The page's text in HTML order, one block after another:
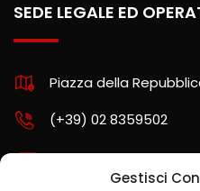
Gestisci
SEDE LEGALE ED
Piazza della
(+39) 02 8359502